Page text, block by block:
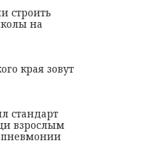
строить
на
края зовут
стандарт
взрослым